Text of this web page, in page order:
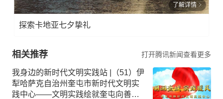
了解详情
探索卡地亚七夕挚礼
相关推荐 打开腾讯新闻查看更多
我身边的新时代文明实践站 |（51）伊
犁哈萨克自治州奎屯市新时代文明实
践中心——文明实践绘就奎屯向善新